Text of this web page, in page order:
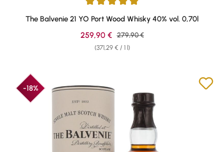
Average rating of 5 out of 5 stars
The Balvenie 21 YO Port Wood Whisky 40% vol. 0,70l
(371,29 € / 1 l)
Sale price:
259,90 € Regular price:
279,90 €
-18%